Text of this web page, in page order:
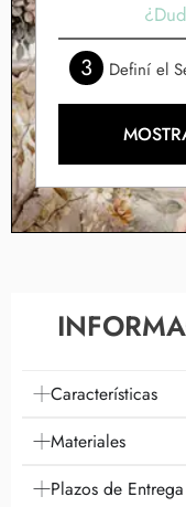
3 Definí el
Características
Materiales
Plazos de Entrega